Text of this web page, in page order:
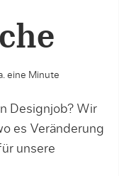
eine Minute
Designjob? Wir
es Veränderung
unsere